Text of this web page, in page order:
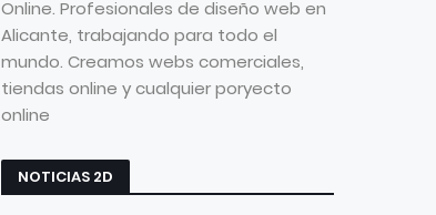
Online. Profesionales de diseño web en
Alicante, trabajando para todo el
mundo. Creamos webs comerciales,
tiendas online y cualquier poryecto
online
NOTICIAS 2D